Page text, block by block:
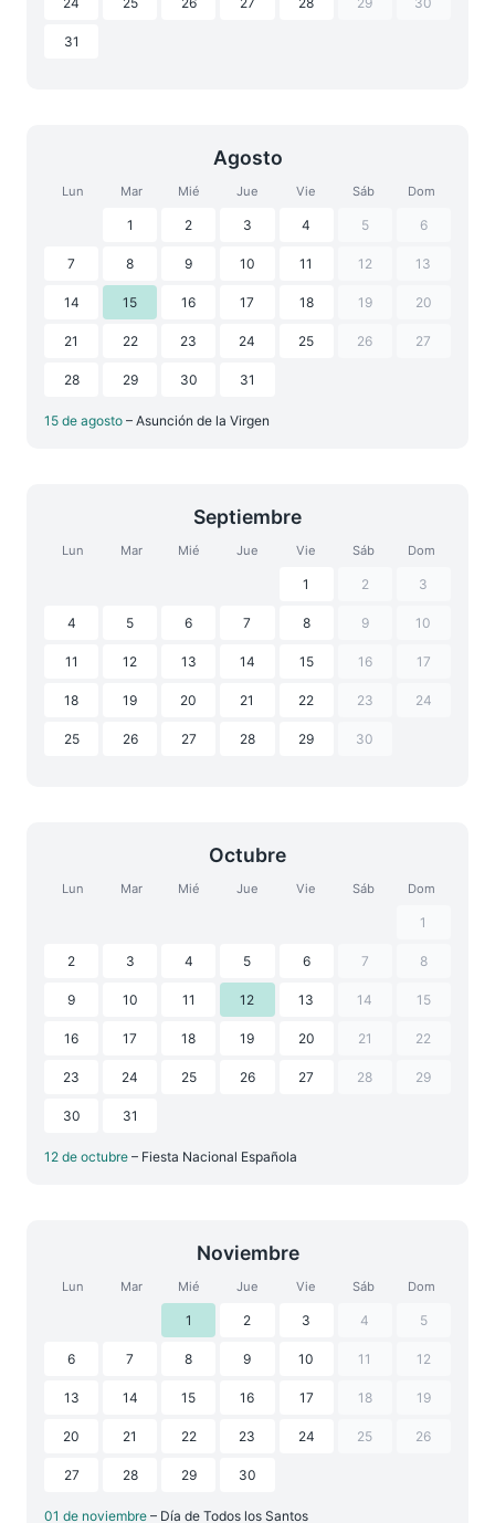
31
Agosto
Lun Mar Mié Jue Vie Sáb Dom
1 2 3 4 5 6
7 8 9 10 11 12 13
14 15 16 17 18 19 20
21 22 23 24 25 26 27
28 29 30 31
15 de agosto – Asunción de la Virgen
Septiembre
Lun Mar Mié Jue Vie Sáb Dom
1 2 3
4 5 6 7 8 9 10
11 12 13 14 15 16 17
18 19 20 21 22 23 24
25 26 27 28 29 30
Octubre
Lun Mar Mié Jue Vie Sáb Dom
1
2 3 4 5 6 7 8
9 10 11 12 13 14 15
16 17 18 19 20 21 22
23 24 25 26 27 28 29
30 31
12 de octubre – Fiesta Nacional Española
Noviembre
Lun Mar Mié Jue Vie Sáb Dom
1 2 3 4 5
6 7 8 9 10 11 12
13 14 15 16 17 18 19
20 21 22 23 24 25 26
27 28 29 30
01 de noviembre – Día de Todos los Santos